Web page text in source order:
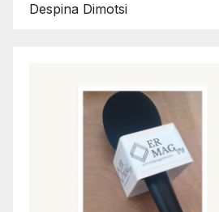
Despina Dimotsi